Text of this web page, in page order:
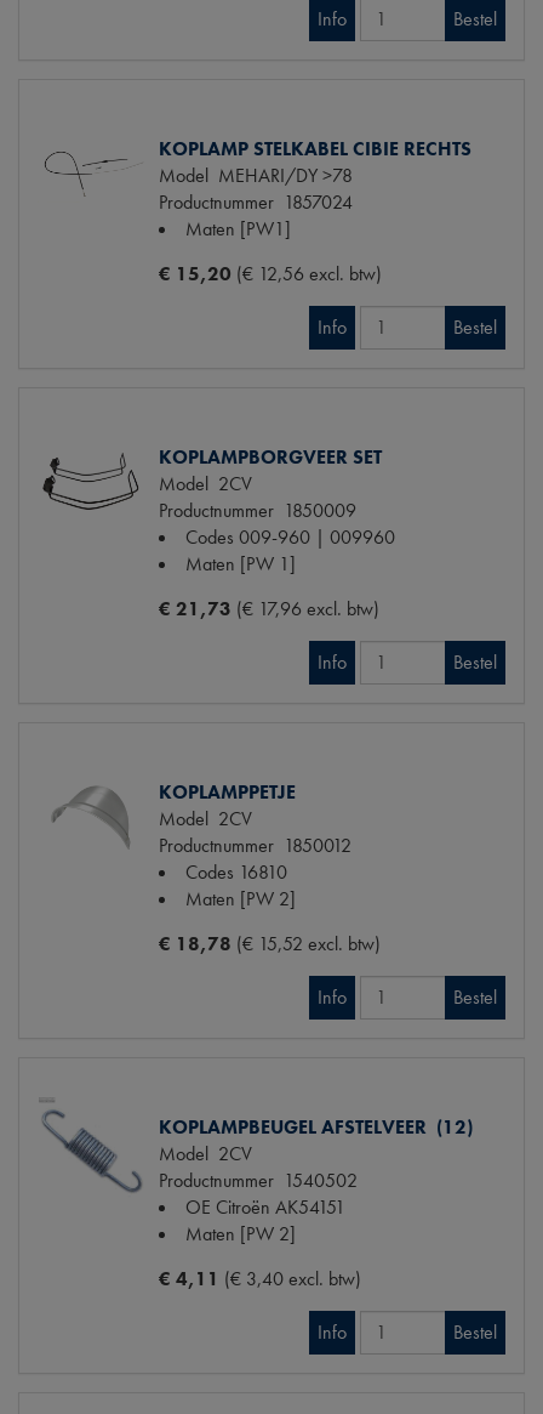
Info Bestel
KOPLAMP STELKABEL CIBIE RECHTS
Model MEHARI/DY >78
Productnummer 1857024
Maten [PW1]
€ 15,20 (€ 12,56 excl. btw)
Info Bestel
KOPLAMPBORGVEER SET
Model 2CV
Productnummer 1850009
Codes 009-960 | 009960
Maten [PW 1]
€ 21,73 (€ 17,96 excl. btw)
Info Bestel
KOPLAMPPETJE
Model 2CV
Productnummer 1850012
Codes 16810
Maten [PW 2]
€ 18,78 (€ 15,52 excl. btw)
Info Bestel
KOPLAMPBEUGEL AFSTELVEER (12)
Model 2CV
Productnummer 1540502
OE Citroën AK54151
Maten [PW 2]
€ 4,11 (€ 3,40 excl. btw)
Info Bestel